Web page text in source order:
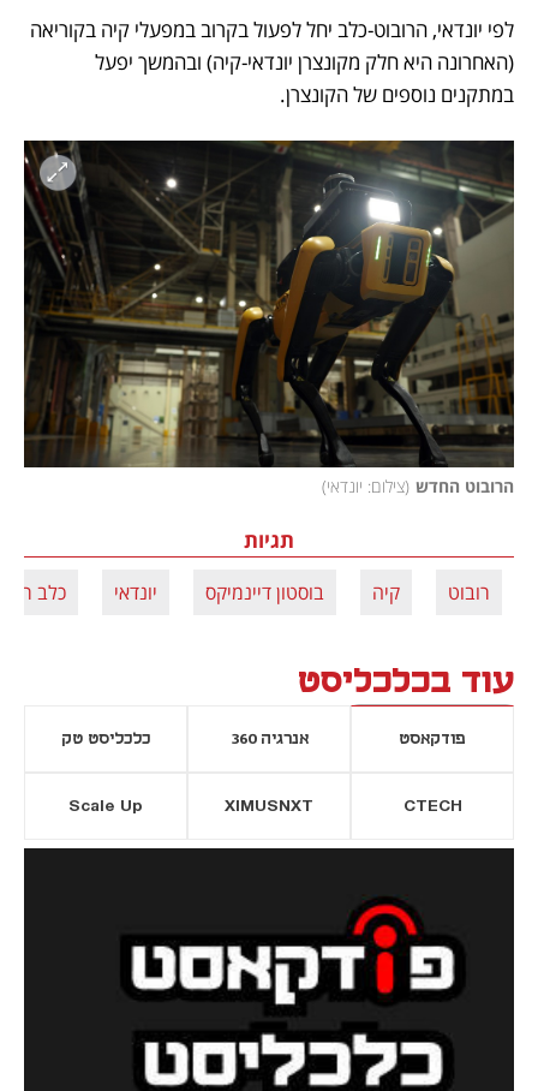
במתקנים נוספים של הקונצרן.
הרובוט החדש (צילום: יונדאי)
תגיות
רובוט קיה בוסטון דיינמיקס יונדאי כלב
עוד בכלכליסט
פודקאסט אנרגיה 360 כלכליסט טק
CTECH
XIMUSNXT
Scale Up
נפתח בכרטיסייה חדשה חדשה